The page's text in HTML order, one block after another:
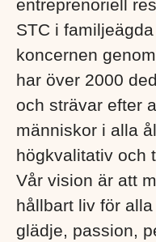
entreprenöriell
STC i
koncernen
har över 2000
och strävar efter
människor i alla
högkvalitativ och
Vår vision är att
hållbart liv för
glädje, passion,